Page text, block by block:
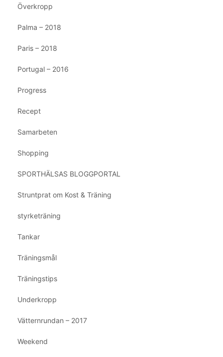
Överkropp
Palma – 2018
Paris – 2018
Portugal – 2016
Progress
Recept
Samarbeten
Shopping
SPORTHÄLSAS BLOGGPORTAL
Struntprat om Kost & Träning
styrketräning
Tankar
Träningsmål
Träningstips
Underkropp
Vätternrundan – 2017
Weekend